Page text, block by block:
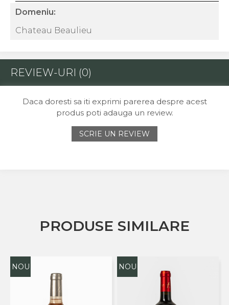
Domeniu:
Chateau Beaulieu
REVIEW-URI (0)
Daca doresti sa iti exprimi parerea despre acest
produs poti adauga un review.
SCRIE UN REVIEW
PRODUSE SIMILARE
NOU NOU